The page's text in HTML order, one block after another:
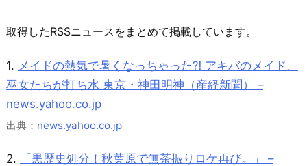
取得したRSSニュースをまとめて掲載しています。
1. メイドの熱気で暑くなっちゃった⁈ アキバのメイド、
巫女たちが打ち水 東京・神田明神（産経新聞） –
news.yahoo.co.jp
出典： news.yahoo.co.jp
2.
「黒歴史処分！秋葉原で無茶振りロケ再び。」 –